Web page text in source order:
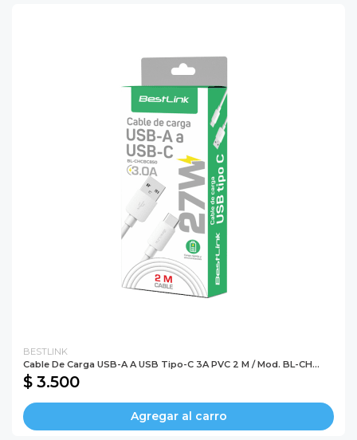
BESTLINK
Cable De Carga USB-A A USB Tipo-C 3A PVC 2 M / Mod. BL-CH...
$ 3.500
Agregar al carro